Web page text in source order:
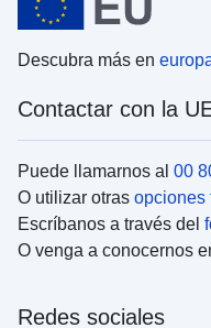
Descubra más en
Contactar con la
Puede llamarnos al 00
O utilizar otras opciones
Escríbanos a través del
O venga a conocernos
Redes sociales